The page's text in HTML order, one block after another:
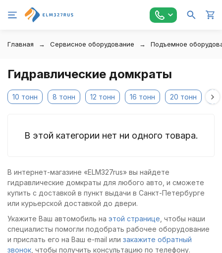
Главная Сервисное оборудование Подъемное
Гидравлические домкраты
10 тонн 8 тонн 12 тонн 16 тонн 20 тонн 32
В этой категории нет ни одного товара.
В интернет-магазине «ELM327rus» вы найдете
гидравлические домкраты для любого авто, и сможете
купить с доставкой в пункт выдачи в Санкт-Петербурге
или курьерской доставкой до двери.
Укажите Ваш автомобиль на этой странице , чтобы наши
специалисты помогли подобрать рабочее оборудование
и прислать его на Ваш e-mail или закажите обратный
звонок , чтобы получить консультацию по телефону.